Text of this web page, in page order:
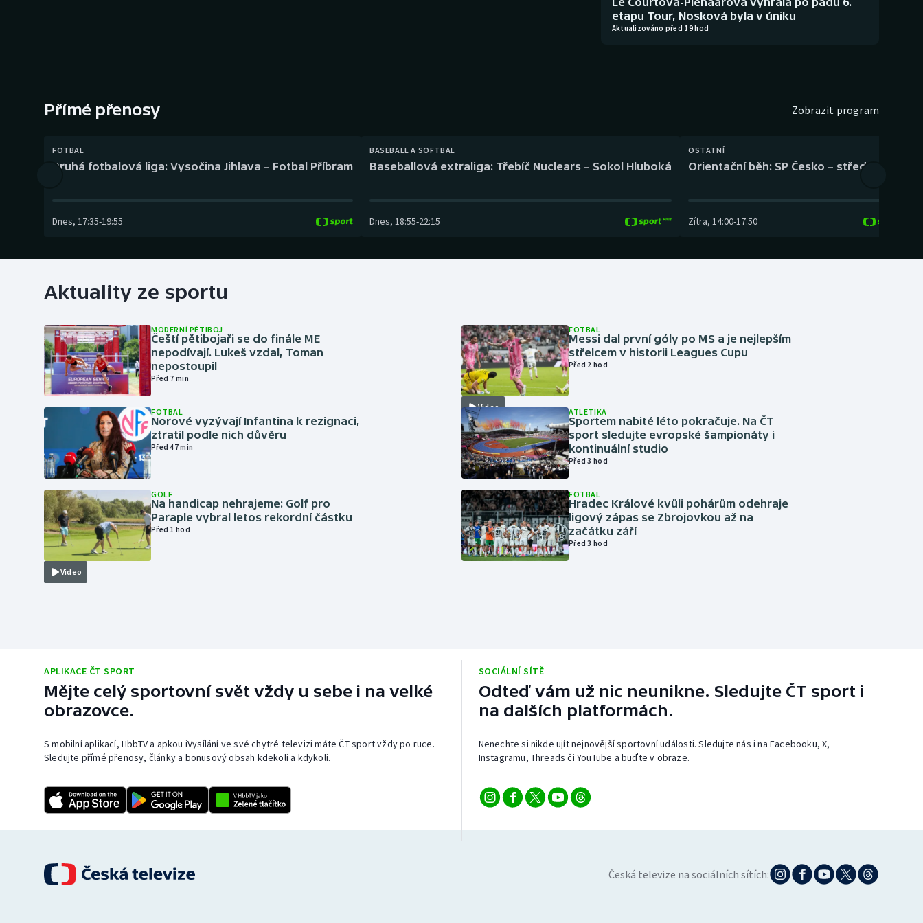
Gymnastika Plážový volejbal
etapu Tour, Nosková byla v úniku
Aktualizováno před 19 hod
Přímé přenosy Zobrazit program
FOTBAL
Druhá fotbalová liga: Vysočina Jihlava – Fotbal Příbram
Dnes, 17:35-19:55
BASEBALL A SOFTBAL
Baseballová extraliga: Třebíč Nuclears – Sokol Hluboká
Dnes, 18:55-22:15
OSTATNÍ
Orientační běh: SP Česko – střední trať
Zítra, 14:00-17:50
Aktuality ze sportu
MODERNÍ PĚTIBOJ
Čeští pětibojaři se do finále ME
nepodívají. Lukeš vzdal, Toman
nepostoupil
Před 7 min
FOTBAL
Norové vyzývají Infantina k rezignaci,
ztratil podle nich důvěru
Před 47 min
Video
GOLF
Na handicap nehrajeme: Golf pro
Paraple vybral letos rekordní částku
Před 1 hod
Video
FOTBAL
Messi dal první góly po MS a je nejlepším
střelcem v historii Leagues Cupu
Před 2 hod
ATLETIKA
Sportem nabité léto pokračuje. Na ČT
sport sledujte evropské šampionáty i
kontinuální studio
Před 3 hod
FOTBAL
Hradec Králové kvůli pohárům odehraje
ligový zápas se Zbrojovkou až na
začátku září
Před 3 hod
APLIKACE ČT SPORT
Mějte celý sportovní svět vždy u sebe i na velké
obrazovce.
S mobilní aplikací, HbbTV a apkou iVysílání ve své chytré televizi máte ČT sport vždy po ruce.
Sledujte přímé přenosy, články a bonusový obsah kdekoli a kdykoli.
SOCIÁLNÍ SÍTĚ
Odteď vám už nic neunikne. Sledujte ČT sport i
na dalších platformách.
Nenechte si nikde ujít nejnovější sportovní události. Sledujte nás i na Facebooku, X,
Instagramu, Threads či YouTube a buďte v obraze.
Česká televize na sociálních sítích: